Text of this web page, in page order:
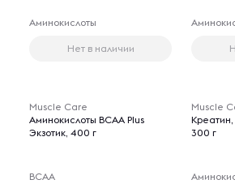
Аминокислоты
Нет в наличии
Muscle Care
Аминокислоты BCAA Plus
Экзотик, 400 г
BCAA
Muscle
Креатин,
300 г